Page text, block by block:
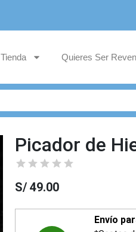
Tienda Quieres Ser
Picador de
S/ 49.00
Envío